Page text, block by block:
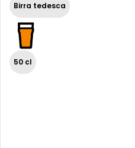
Birra tedesca
50 cl